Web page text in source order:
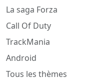
La saga Forza
Call Of Duty
TrackMania
Android
Tous les thèmes